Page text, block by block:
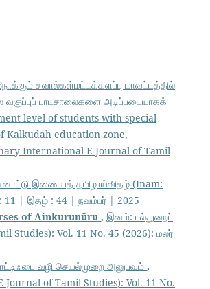
சவால்கள்மட்டக்களப்பு மாவட்டத்தில்
பாடசாலைகளை அடிப்படையாகக்
level of students with special
Kalkudah education zone,
International E-Journal of Tamil
இணையத் தமிழாய்விதழ் (Inam:
11 | இதழ் : 44 | நவம்பர் | 2025
of Ainkurunūru , இனம்: பல்துறைப்
Vol. 11 No. 45 (2026): மலர்
வழி செயல்முறை அனுபவம் ,
of Tamil Studies): Vol. 11 No.